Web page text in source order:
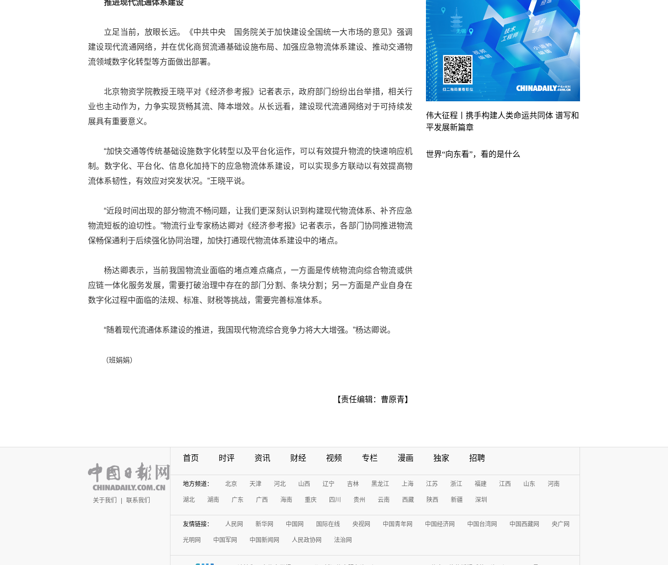
推进现代流通体系建设
立足当前，放眼长远。《中共中央 国务院关于加快建设全国统一大市场的意见》强调
建设现代流通网络，并在优化商贸流通基础设施布局、加强应急物流体系建设、推动交通物
流领域数字化转型等方面做出部署。
北京物资学院教授王晓平对《经济参考报》记者表示，政府部门纷纷出台举措，相关行
业也主动作为，力争实现货畅其流、降本增效。从长远看，建设现代流通网络对于可持续发
展具有重要意义。
“加快交通等传统基础设施数字化转型以及平台化运作，可以有效提升物流的快速响应机
制。数字化、平台化、信息化加持下的应急物流体系建设，可以实现多方联动以有效提高物
流体系韧性，有效应对突发状况。”王晓平说。
“近段时间出现的部分物流不畅问题，让我们更深刻认识到构建现代物流体系、补齐应急
物流短板的迫切性。”物流行业专家杨达卿对《经济参考报》记者表示，各部门协同推进物流
保畅保通利于后续强化协同治理，加快打通现代物流体系建设中的堵点。
杨达卿表示，当前我国物流业面临的堵点难点痛点，一方面是传统物流向综合物流或供
应链一体化服务发展，需要打破治理中存在的部门分割、条块分割；另一方面是产业自身在
数字化过程中面临的法规、标准、财税等挑战，需要完善标准体系。
“随着现代流通体系建设的推进，我国现代物流综合竞争力将大大增强。”杨达卿说。
（班娟娟）
【责任编辑：曹原青】
伟大征程丨携手构建人类命运共同体 谱写和
平发展新篇章
世界“向东看”，看的是什么
关于我们 | 联系我们
首页 时评 资讯 财经 视频 专栏 漫画 独家 招聘
地方频道： 北京 天津 河北 山西 辽宁 吉林 黑龙江 上海 江苏 浙江 福建 江西 山东 河南
湖北 湖南 广东 广西 海南 重庆 四川 贵州 云南 西藏 陕西 新疆 深圳
友情链接： 人民网 新华网 中国网 国际在线 央视网 中国青年网 中国经济网 中国台湾网 中国西藏网 央广网
光明网 中国军网 中国新闻网 人民政协网 法治网